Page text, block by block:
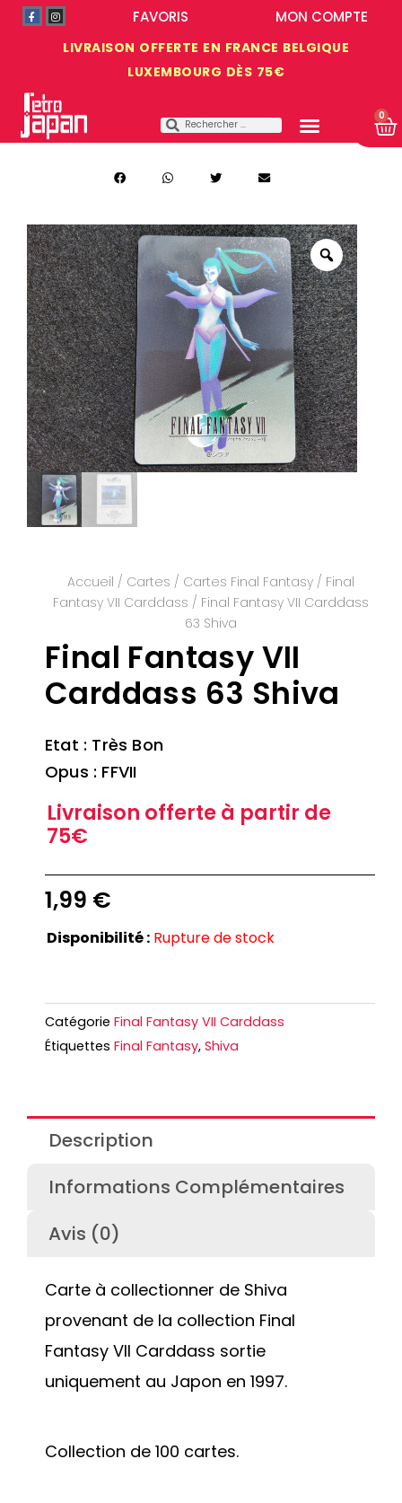
LIVRAISON OFFERTE EN FRANCE BELGIQUE
LUXEMBOURG DÈS 75€
MON COMPTE
FAVORIS
0
Accueil / Cartes / Cartes Final Fantasy / Final
Fantasy VII Carddass / Final Fantasy VII Carddass
63 Shiva
Final Fantasy VII
Carddass 63 Shiva
Etat : Très Bon
Opus : FFVII
Livraison offerte à partir de
75€
1,99 €
Disponibilité : Rupture de stock
Catégorie Final Fantasy VII Carddass
Étiquettes Final Fantasy, Shiva
Description
Informations Complémentaires
Avis (0)
Carte à collectionner de Shiva
provenant de la collection Final
Fantasy VII Carddass sortie
uniquement au Japon en 1997.
Collection de 100 cartes.